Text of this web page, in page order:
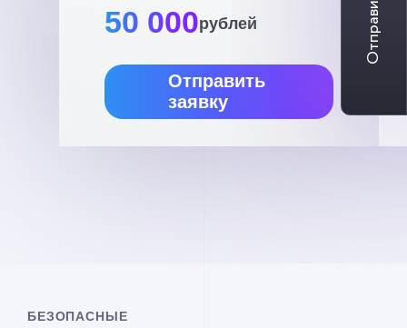
50 000рублей
Отправить
заявку
БЕЗОПАСНЫЕ